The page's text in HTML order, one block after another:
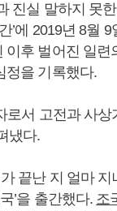
진실 말하지 못
’에 2019년 8월 9
이후 벌어진 일련
정을 기록했다.
로서 고전과 사상
냈다.
끝난 지 얼마 지
’을 출간했다. 조